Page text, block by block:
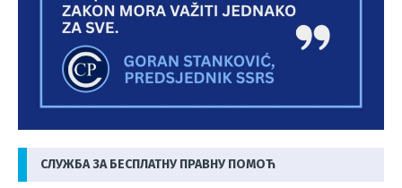
СЛУЖБА ЗА БЕСПЛАТНУ ПРАВНУ ПОМОЋ